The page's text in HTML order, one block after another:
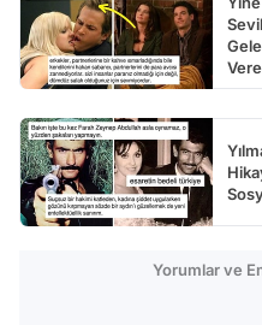
Yorumlar ve